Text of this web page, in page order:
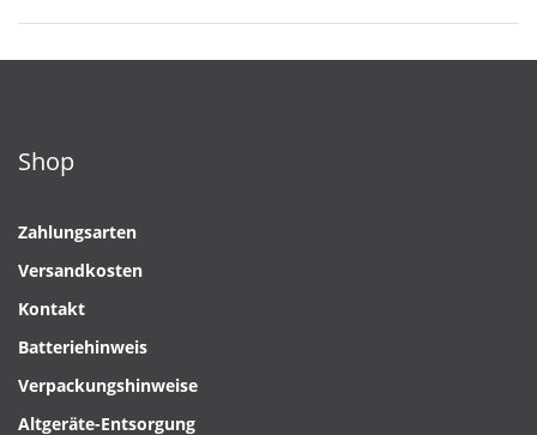
Shop
Zahlungsarten
Versandkosten
Kontakt
Batteriehinweis
Verpackungshinweise
Altgeräte-Entsorgung